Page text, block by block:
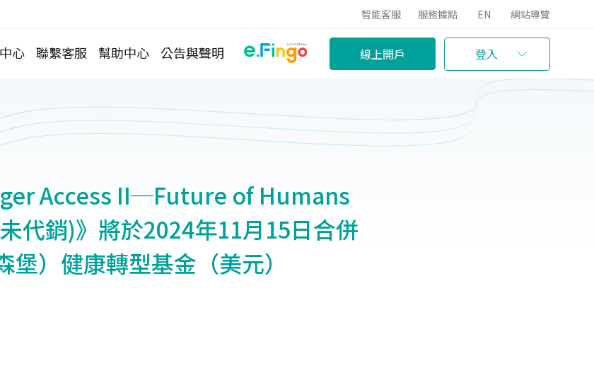
智能客服 服務據點 EN 網站導覽
心 聯繫客服 幫助中心 公告與聲明 線上開戶 登入
Access II─Future of Humans
代銷)》將於2024年11月15日合併
堡）健康轉型基金（美元）